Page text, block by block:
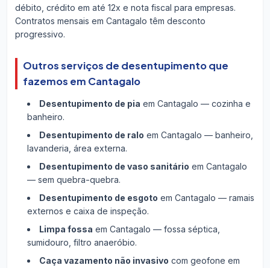
débito, crédito em até 12x e nota fiscal para empresas.
Contratos mensais em Cantagalo têm desconto
progressivo.
Outros serviços de desentupimento que
fazemos em Cantagalo
Desentupimento de pia em Cantagalo — cozinha e
banheiro.
Desentupimento de ralo em Cantagalo — banheiro,
lavanderia, área externa.
Desentupimento de vaso sanitário em Cantagalo
— sem quebra-quebra.
Desentupimento de esgoto em Cantagalo — ramais
externos e caixa de inspeção.
Limpa fossa em Cantagalo — fossa séptica,
sumidouro, filtro anaeróbio.
Caça vazamento não invasivo com geofone em